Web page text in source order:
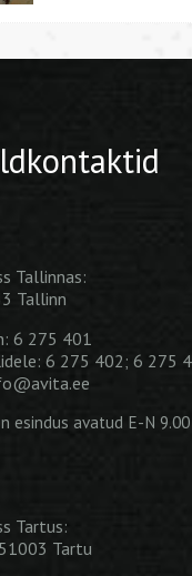
Tallinnas:
Tallinn
6 275 401
6 275 402; 6 275
esindus avatud E-N 9.00
Tartus:
Tartu